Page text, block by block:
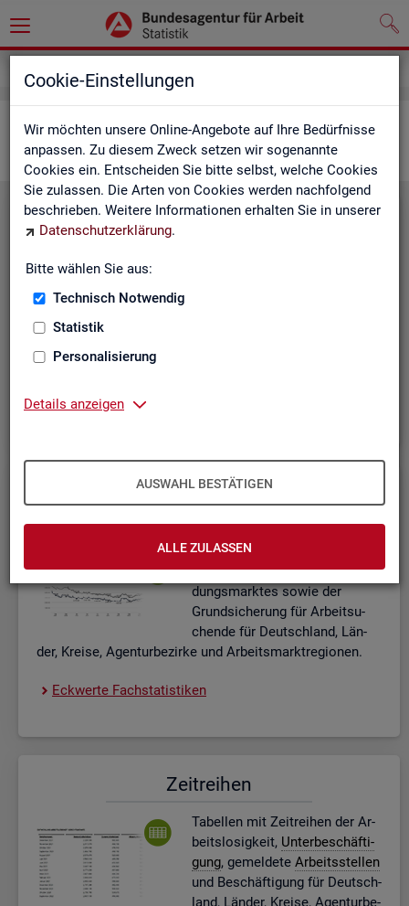
Cookie-Einstellungen
Wir möchten unsere Online-Angebote auf Ihre Bedürfnisse
anpassen. Zu diesem Zweck setzen wir sogenannte
Cookies ein. Entscheiden Sie bitte selbst, welche Cookies
Sie zulassen. Die Arten von Cookies werden nachfolgend
beschrieben. Weitere Informationen erhalten Sie in unserer
Datenschutzerklärung.
Bitte wählen Sie aus:
Technisch Notwendig
Statistik
Personalisierung
Details anzeigen
AUSWAHL BESTÄTIGEN
ALLE ZULASSEN
Ar­beits­markt im Über­blick
Eck­wer­te Ar­beits­markt
Eck­wer­te Ar­beits­markt
Eck­wer­te Fach­sta­tis­ti­ken
bel­len zu den ak­tu­el­len Eck­
wer­ten des Ar­beits- und Aus­bil­
dungs­mark­tes sowie der
Grund­si­che­rung für Ar­beit­su­
chen­de für Deutsch­land, Län­
der, Krei­se, Agen­tur­be­zir­ke und Ar­beits­markt­re­gio­nen.
Eck­wer­te Fach­sta­tis­ti­ken
Zeit­rei­hen
Ta­bel­len mit Zeit­rei­hen der Ar­
beits­lo­sig­keit, Un­ter­be­schäf­ti­
gung, ge­mel­de­te Ar­beits­stel­len
und Be­schäf­ti­gung für Deutsch­
land, Län­der, Krei­se, Agen­tur­be­